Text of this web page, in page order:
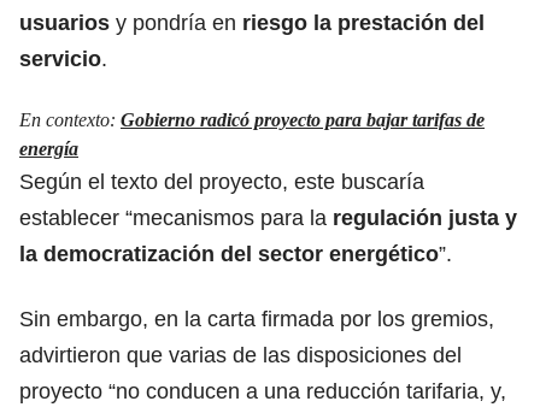
usuarios y pondría en riesgo la prestación del
servicio.
En contexto: Gobierno radicó proyecto para bajar tarifas de
energía
Según el texto del proyecto, este buscaría
establecer “mecanismos para la regulación justa y
la democratización del sector energético”.
Sin embargo, en la carta firmada por los gremios,
advirtieron que varias de las disposiciones del
proyecto “no conducen a una reducción tarifaria, y,